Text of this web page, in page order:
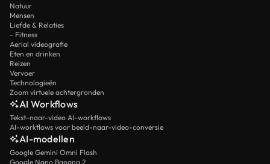
Natuur
Mensen
Liefde & Relaties
- Fitness
Aerial videografie
Eten en drinken
Reizen
Vervoer
Technologieën
Zoom virtuele achtergronden
AI Workflows
Tekst-naar-video AI-workflows
AI-workflows voor beeld-naar-video-conversie
AI-modellen
Google Gemini Omni Flash
Google Nano Banana 2